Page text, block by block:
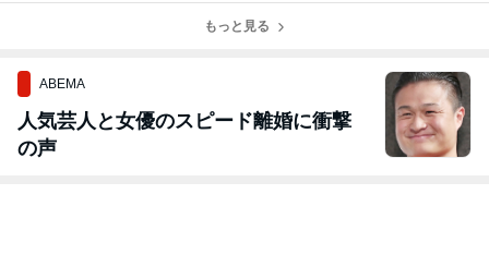
もっと見る
ABEMA
人気芸人と女優のスピード離婚に衝撃
の声